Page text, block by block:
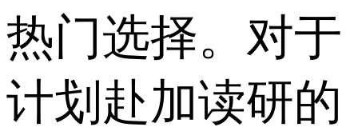
热门选择。对于
计划赴加读研的